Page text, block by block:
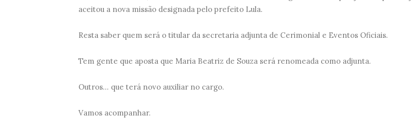
aceitou a nova missão designada pelo prefeito Lula.
Resta saber quem será o titular da secretaria adjunta de Cerimonial e Eventos Oficiais.
Tem gente que aposta que Maria Beatriz de Souza será renomeada como adjunta.
Outros... que terá novo auxiliar no cargo.
Vamos acompanhar.